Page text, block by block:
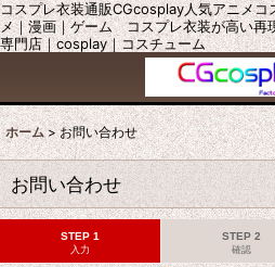
コスプレ衣装通販CGcosplay人気アニメ
メ｜漫画｜ゲーム コスプレ衣装が高い再
専門店｜cosplay｜コスチューム
ホーム > お問い合わせ
お問い合わせ
STEP 1
入力
STEP 2
確認